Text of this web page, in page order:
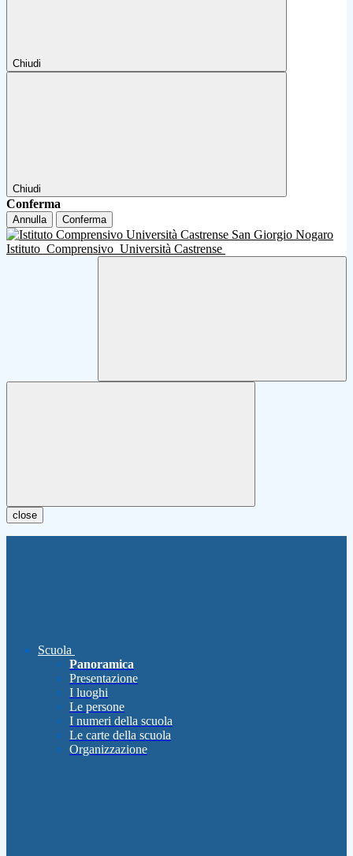
Chiudi
Chiudi
Conferma
Annulla Conferma
Istituto Comprensivo Università Castrense
close
Scuola
Panoramica
Presentazione
I luoghi
Le persone
I numeri della scuola
Le carte della scuola
Organizzazione